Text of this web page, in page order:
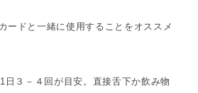
ードと一緒に使用することをオススメ
日３－４回が目安。直接舌下か飲み物